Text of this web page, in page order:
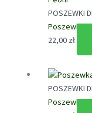
POSZEWKI
Poszewka
22,00 zł
POSZEWKI
Poszewka